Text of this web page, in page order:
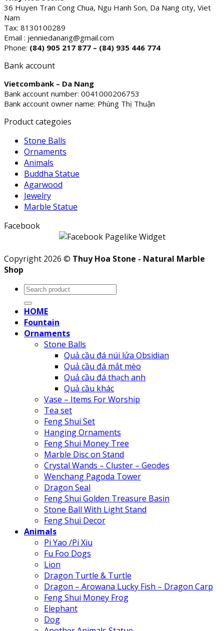
36 Huyen Tran Cong Chua, Ngu Hanh Son, Da Nang city, Viet
Nam
Tax: 8130100289
Email : jenniedanang@gmail.com
Phone: (84) 905 217 877 – (84) 935 446 774
Bank account
Vietcombank – Da Nang
Bank account number: 0041000206753
Bank account owner name: Phùng Thị Thuận
Product categoies
Stone Balls
Ornaments
Animals
Buddha Statue
Agarwood
Jewelry
Marble Statue
Facebook
Copyright 2026 © Thuy Hoa Stone - Natural Marble
Shop
Search
for:
HOME
Fountain
Ornaments
Stone Balls
Quả cầu đá núi lửa Obsidian
Quả cầu đá mắt mèo
Quả cầu đá thạch anh
Quả cầu khác
Vase – Items For Worship
Tea set
Feng Shui Set
Hanging Ornaments
Feng Shui Money Tree
Marble Disc on Stand
Crystal Wands – Cluster – Geodes
Wenchang Pagoda Tower
Dragon Seal
Feng Shui Golden Treasure Basin
Stone Ball With Light Stand
Feng Shui Decor
Animals
Pi Yao /Pi Xiu
Fu Foo Dogs
Lion
Dragon Turtle & Turtle
Dragon – Arowana Lucky Fish – Dragon Carp
Feng Shui Money Frog
Elephant
Dog